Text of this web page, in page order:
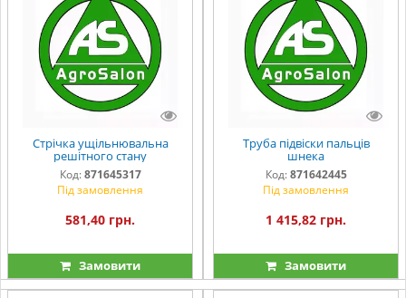
Стрічка ущільнювальна
решітного стану
Код: 871645317
Під замовлення
581,40 грн.
Замовити
Труба підвіски пальців
шнека
Код: 871642445
Під замовлення
1 415,82 грн.
Замовити